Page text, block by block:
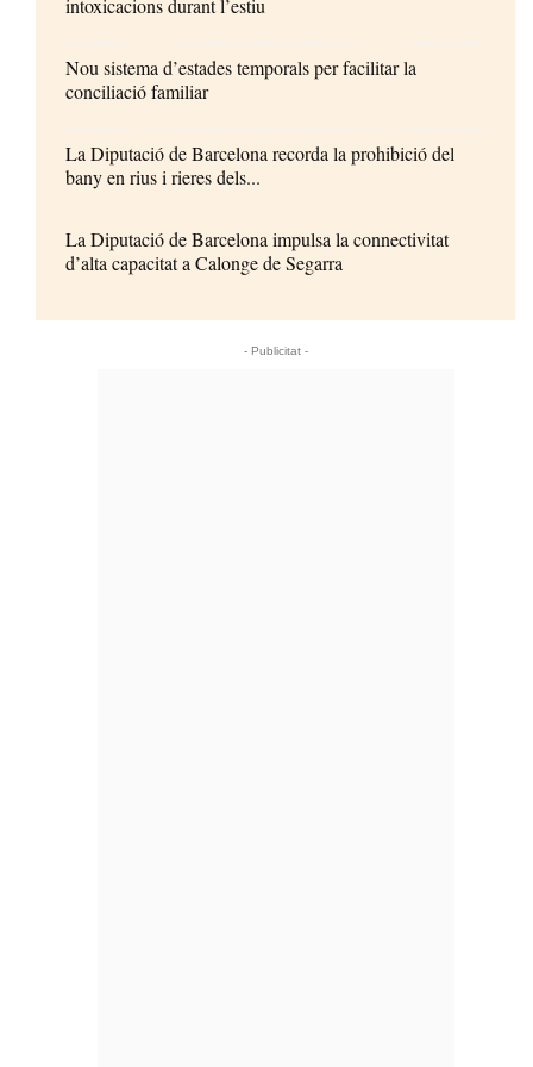
intoxicacions durant l’estiu
Nou sistema d’estades temporals per facilitar la
conciliació familiar
La Diputació de Barcelona recorda la prohibició del
bany en rius i rieres dels...
La Diputació de Barcelona impulsa la connectivitat
d’alta capacitat a Calonge de Segarra
- Publicitat -